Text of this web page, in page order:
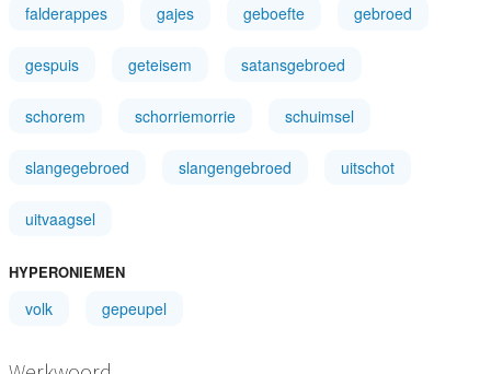
falderappes gajes geboefte gebroed
gespuis geteisem satansgebroed
schorem schorriemorrie schuimsel
slangegebroed slangengebroed uitschot
uitvaagsel
HYPERONIEMEN
volk gepeupel